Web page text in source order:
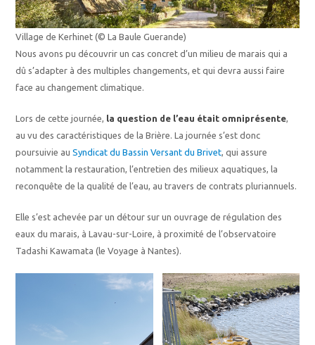
Village de Kerhinet (© La Baule Guerande)
Nous avons pu découvrir un cas concret d’un milieu de marais qui a
dû s’adapter à des multiples changements, et qui devra aussi faire
face au changement climatique.
Lors de cette journée, la question de l’eau était omniprésente
au vu des caractéristiques de la Brière. La journée s’est donc
poursuivie auSyndicat du Bassin Versant du Brivet , qui assure
notamment la restauration, l’entretien des milieux aquatiques, la
reconquête de la qualité de l’eau, au travers de contrats pluriannuels.
Elle s’est achevée par un détour sur un ouvrage de régulation des
eaux du marais, à Lavau-sur-Loire, à proximité de l’observatoire
Tadashi Kawamata (le Voyage à Nantes).